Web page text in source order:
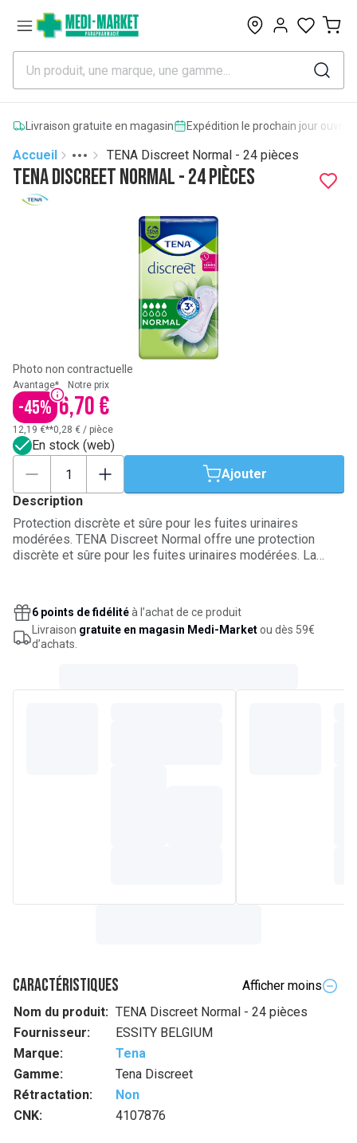
0
Livraison gratuite en magasin Expédition le prochain jour
Accueil
More
Toggle menu
TENA Discreet Normal - 24 pièces
TENA Discreet Normal - 24 pièces
Photo non contractuelle
Avantage*
-45%
Notre prix
6,70 €
12,19 €**0,28 € / pièce
En stock (web)
Ajouter
Description
Protection discrète et sûre pour les fuites urinaires
modérées. TENA Discreet Normal offre une protection
discrète et sûre pour les fuites urinaires modérées. La
femmes ayant une vessie sensible et offre une capacité
d’absorption remarquable et une protection discrète toute
la journée. La triple protection assure l’absorption rapide
des fuites, des odeurs et de l’humidité. TENA Discreet
6 points de fidélitéà l’achat de ce produit
Livraison gratuite en magasin Medi-Marketou dès 59€
d’achats.
Caractéristiques
Afficher moins
Nom du produit: TENA Discreet Normal - 24 pièces
Fournisseur:
ESSITY BELGIUM
Marque:
Tena
Gamme:
Tena Discreet
Rétractation:
Non
CNK:
4107876